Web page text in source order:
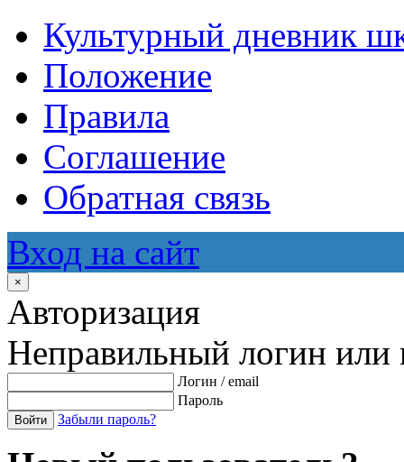
Культурный дневник
Положение
Правила
Соглашение
Обратная связь
Вход на сайт
×
Авторизация
Неправильный логин или
Логин / email
Пароль
Войти Забыли пароль?